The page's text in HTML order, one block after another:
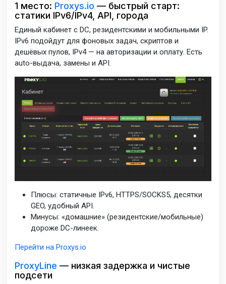
1 место: Proxys.io — быстрый старт:
статики IPv6/IPv4, API, города
Единый кабинет с DC, резидентскими и мобильными IP.
IPv6 подойдут для фоновых задач, скриптов и
дешёвых пулов, IPv4 — на авторизации и оплату. Есть
auto-выдача, замены и API.
Плюсы: статичные IPv6, HTTPS/SOCKS5, десятки
GEO, удобный API.
Минусы: «домашние» (резидентские/мобильные)
дороже DC-линеек.
Перейти на Proxys.io
ProxyLine — низкая задержка и чистые
подсети